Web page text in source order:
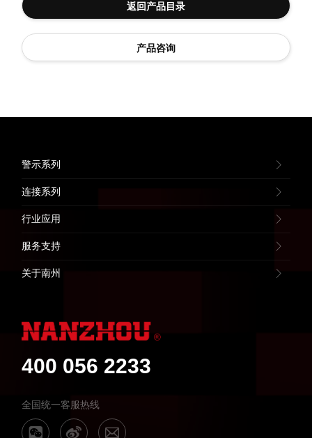
返回产品目录
产品咨询
警示系列
连接系列
行业应用
服务支持
关于南州
400 056 2233
全国统一客服热线